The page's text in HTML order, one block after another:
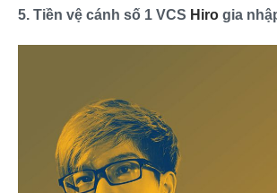
5. Tiền vệ cánh số 1 VCS Hiro gia